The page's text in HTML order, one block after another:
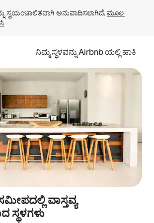
ಸ್ವಯಂಚಾಲಿತವಾಗಿ ಅನುವಾದಿಸಲಾಗಿದೆ. ಮೂಲ
ನಿಮ್ಮ ಸ್ಥಳವನ್ನು Airbnb ಯಲ್ಲಿ ಹಾಕಿ
ವಾಸ್ತವ್ಯ
ಸ್ಥಳಗಳು